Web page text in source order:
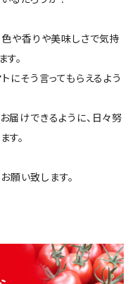
や香りや美味しさで気持
す。
にそう言ってもらえるよう
届けできるように、日々努
す。
願い致します。